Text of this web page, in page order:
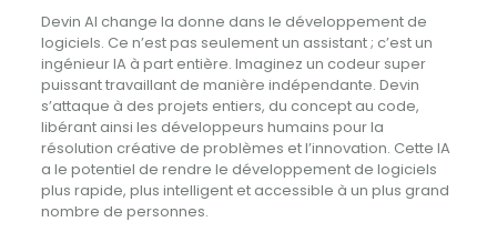
Devin AI change la donne dans le développement de
logiciels. Ce n’est pas seulement un assistant ; c’est un
ingénieur IA à part entière. Imaginez un codeur super
puissant travaillant de manière indépendante. Devin
s’attaque à des projets entiers, du concept au code,
libérant ainsi les développeurs humains pour la
résolution créative de problèmes et l’innovation. Cette IA
a le potentiel de rendre le développement de logiciels
plus rapide, plus intelligent et accessible à un plus grand
nombre de personnes.